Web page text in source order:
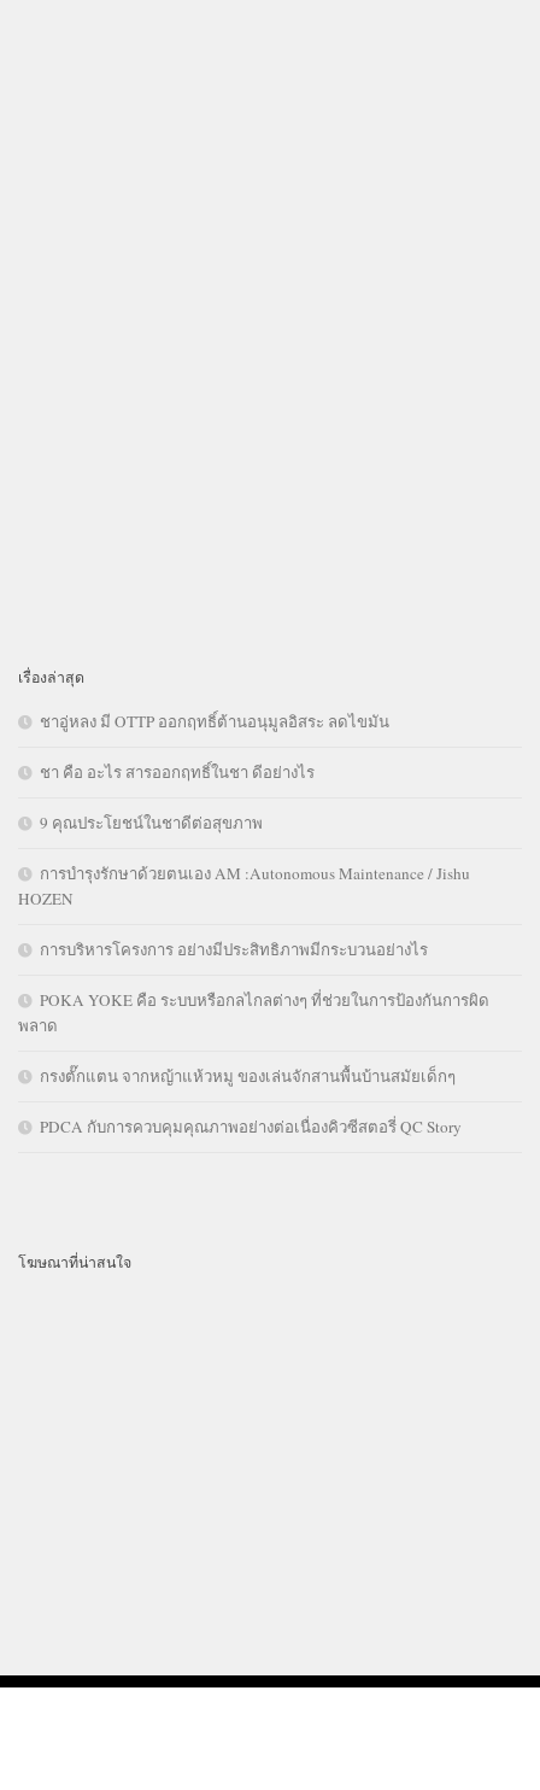
เรื่องล่าสุด
ชาอู่หลง มี OTTP ออกฤทธิ์ต้านอนุมูลอิสระ ลดไขมัน
ชา คือ อะไร สารออกฤทธิ์ในชา ดีอย่างไร
9 คุณประโยชน์ในชาดีต่อสุขภาพ
การบำรุงรักษาด้วยตนเอง AM :Autonomous Maintenance / Jishu
HOZEN
การบริหารโครงการ อย่างมีประสิทธิภาพมีกระบวนอย่างไร
POKA YOKE คือ ระบบหรือกลไกลต่างๆ ที่ช่วยในการป้องกันการผิด
พลาด
กรงตั๊กแตน จากหญ้าแห้วหมู ของเล่นจักสานพื้นบ้านสมัยเด็กๆ
PDCA กับการควบคุมคุณภาพอย่างต่อเนื่องคิวซีสตอรี่ QC Story
โฆษณาที่น่าสนใจ